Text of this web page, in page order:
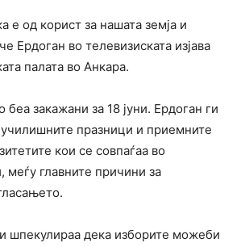
е од корист за нашата земја и
Ердоган во телевизиската изјава
палата во Анкара.
закажани за 18 јуни. Ердоган ги
училишните празници и приемните
кои се совпаѓаа во
меѓу главните причини за
шпекулираа дека изборите можеби